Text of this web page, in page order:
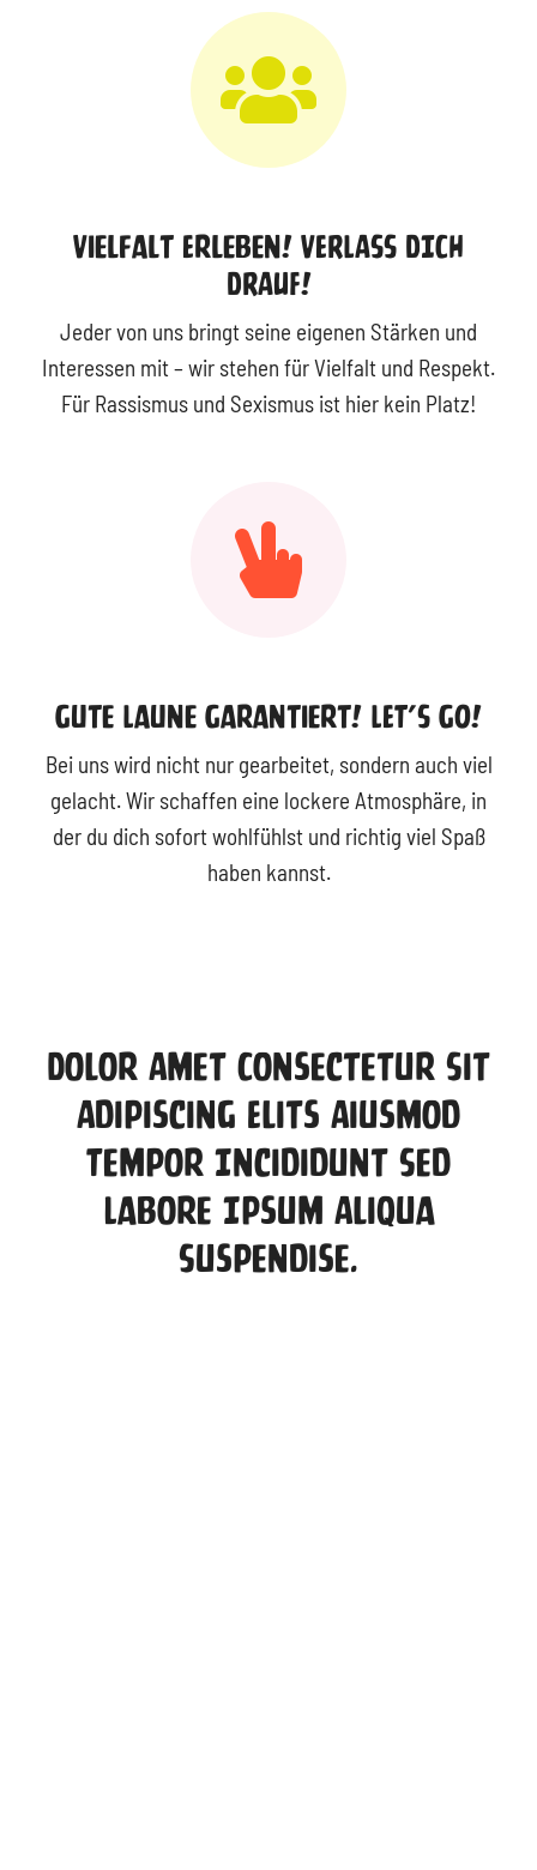
Vielfalt Erleben! VERLASS DICH
DRAUF!
Jeder von uns bringt seine eigenen Stärken und
Interessen mit – wir stehen für Vielfalt und Respekt.
Für Rassismus und Sexismus ist hier kein Platz!
Gute Laune Garantiert! LET’S GO!
Bei uns wird nicht nur gearbeitet, sondern auch viel
gelacht. Wir schaffen eine lockere Atmosphäre, in
der du dich sofort wohlfühlst und richtig viel Spaß
haben kannst.
Dolor Amet Consectetur Sit
Adipiscing Elits Aiusmod
Tempor Incididunt Sed
Labore Ipsum Aliqua
Suspendise.